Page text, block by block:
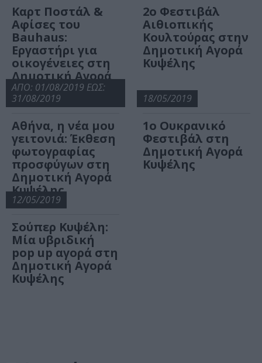
Καρτ Ποστάλ &
Αφίσες του
Bauhaus:
Εργαστήρι για
οικογένειες στη
Δημοτική Αγορά
Κυψέλης
2ο Φεστιβάλ
Αιθιοπικής
Κουλτούρας στην
Δημοτική Αγορά
Κυψέλης
ΑΠΟ: 01/08/2019 ΕΩΣ:
31/08/2019
Αθήνα, η νέα μου
γειτονιά: Έκθεση
φωτογραφίας
προσφύγων στη
Δημοτική Αγορά
Κυψέλης
18/05/2019
1ο Ουκρανικό
Φεστιβάλ στη
Δημοτική Αγορά
Κυψέλης
12/05/2019
Σούπερ Κυψέλη:
Μία υβριδική
pop up αγορά στη
Δημοτική Αγορά
Κυψέλης